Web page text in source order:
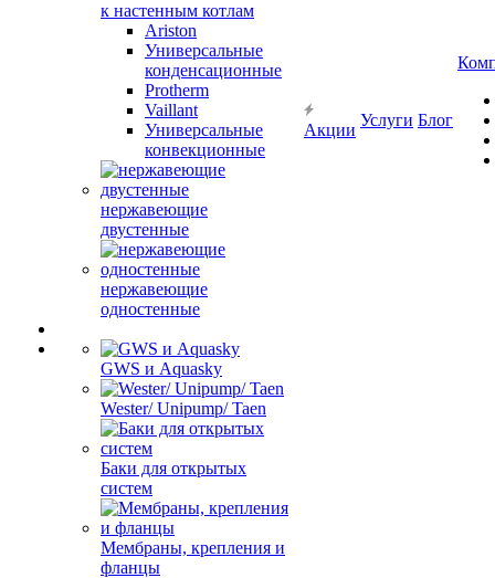
к настенным котлам
Ariston
Универсальные
конденсационные
Protherm
Vaillant
Универсальные
конвекционные
нержавеющие
двустенные
нержавеющие
одностенные
GWS и Aquasky
Wester/ Unipump/ Taen
Баки для открытых
систем
Мембраны, крепления и
фланцы
Акции
Услуги Блог